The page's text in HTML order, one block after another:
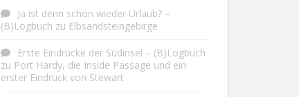
Ja ist denn schon wieder Urlaub? –
(B)Logbuch zu Elbsandsteingebirge
Erste Eindrücke der Südinsel – (B)Logbuch
zu Port Hardy, die Inside Passage und ein
erster Eindruck von Stewart